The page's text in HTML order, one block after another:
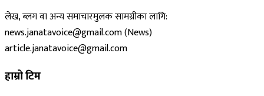
लेख, ब्लग वा अन्य समाचारमुलक सामग्रीका लागि:
news.janatavoice@gmail.com (News)
article.janatavoice@gmail.com
हाम्रो टिम